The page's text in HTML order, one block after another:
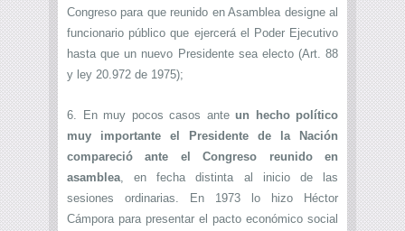
Congreso para que reunido en Asamblea designe al
funcionario público que ejercerá el Poder Ejecutivo
hasta que un nuevo Presidente sea electo (Art. 88
y ley 20.972 de 1975);
6. En muy pocos casos ante un hecho político
muy importante el Presidente de la Nación
compareció ante el Congreso reunido en
asamblea , en fecha distinta al inicio de las
sesiones ordinarias. En 1973 lo hizo Héctor
Cámpora para presentar el pacto económico social